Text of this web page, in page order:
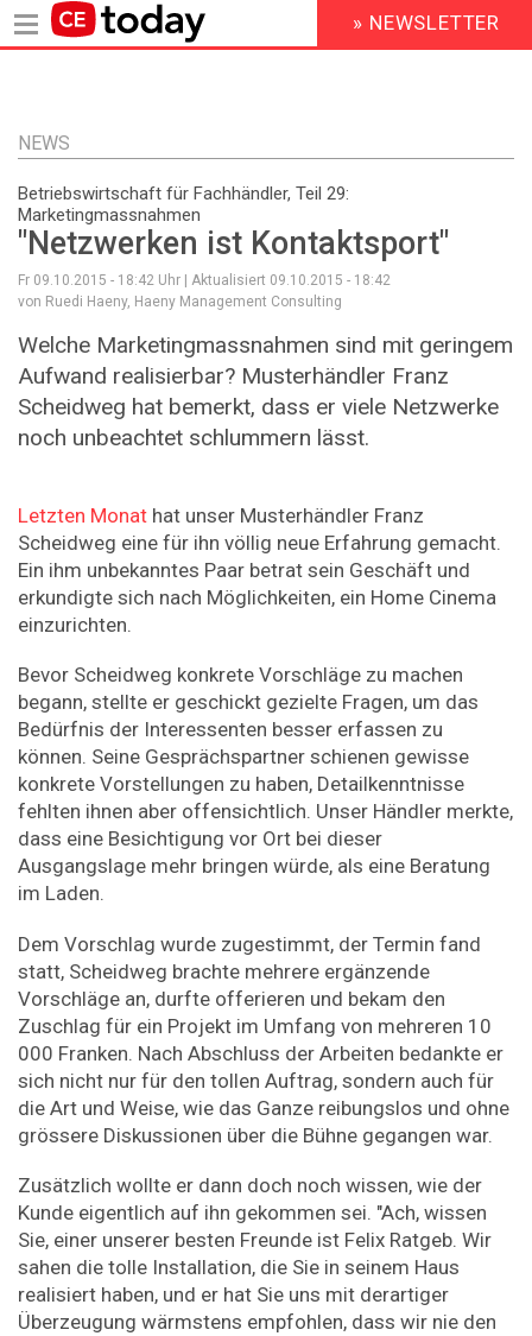
Inhalt
HEADER
MENU
» NEWSLETTER
NEWS
Betriebswirtschaft für Fachhändler, Teil 29:
Marketingmassnahmen
"Netzwerken ist Kontaktsport"
Fr 09.10.2015 - 18:42 Uhr | Aktualisiert 09.10.2015 - 18:42
von Ruedi Haeny, Haeny Management Consulting
Welche Marketingmassnahmen sind mit geringem
Aufwand realisierbar? Musterhändler Franz
Scheidweg hat bemerkt, dass er viele Netzwerke
noch unbeachtet schlummern lässt.
Letzten Monat hat unser Musterhändler Franz
Scheidweg eine für ihn völlig neue Erfahrung gemacht.
Ein ihm unbekanntes Paar betrat sein Geschäft und
erkundigte sich nach Möglichkeiten, ein Home Cinema
einzurichten.
Bevor Scheidweg konkrete Vorschläge zu machen
begann, stellte er geschickt gezielte Fragen, um das
Bedürfnis der Interessenten besser erfassen zu
können. Seine Gesprächspartner schienen gewisse
konkrete Vorstellungen zu haben, Detailkenntnisse
fehlten ihnen aber offensichtlich. Unser Händler merkte,
dass eine Besichtigung vor Ort bei dieser
Ausgangslage mehr bringen würde, als eine Beratung
im Laden.
Dem Vorschlag wurde zugestimmt, der Termin fand
statt, Scheidweg brachte mehrere ergänzende
Vorschläge an, durfte offerieren und bekam den
Zuschlag für ein Projekt im Umfang von mehreren 10
000 Franken. Nach Abschluss der Arbeiten bedankte er
sich nicht nur für den tollen Auftrag, sondern auch für
die Art und Weise, wie das Ganze reibungslos und ohne
grössere Diskussionen über die Bühne gegangen war.
Zusätzlich wollte er dann doch noch wissen, wie der
Kunde eigentlich auf ihn gekommen sei. "Ach, wissen
Sie, einer unserer besten Freunde ist Felix Ratgeb. Wir
sahen die tolle Installation, die Sie in seinem Haus
realisiert haben, und er hat Sie uns mit derartiger
Überzeugung wärmstens empfohlen, dass wir nie den